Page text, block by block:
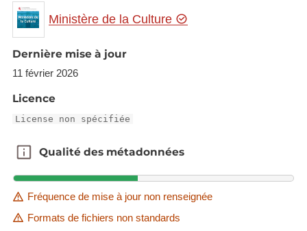
Ministère de la Culture
Dernière mise à jour
11 février 2026
Licence
License non spécifiée
Qualité des métadonnées
Qualité des métadonnées
Fréquence de mise à jour non renseignée
Formats de fichiers non standards